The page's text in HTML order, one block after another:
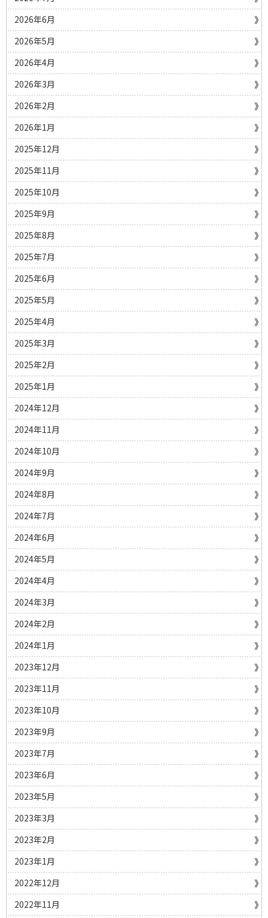
2026年6月
2026年5月
2026年4月
2026年3月
2026年2月
2026年1月
2025年12月
2025年11月
2025年10月
2025年9月
2025年8月
2025年7月
2025年6月
2025年5月
2025年4月
2025年3月
2025年2月
2025年1月
2024年12月
2024年11月
2024年10月
2024年9月
2024年8月
2024年7月
2024年6月
2024年5月
2024年4月
2024年3月
2024年2月
2024年1月
2023年12月
2023年11月
2023年10月
2023年9月
2023年7月
2023年6月
2023年5月
2023年3月
2023年2月
2023年1月
2022年12月
2022年11月